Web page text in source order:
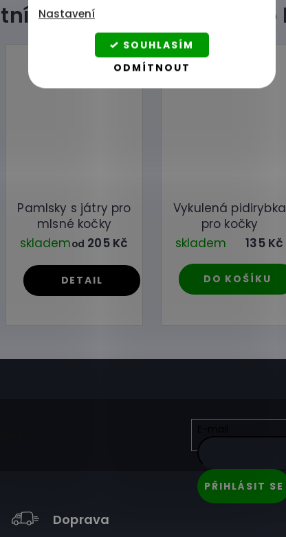
Nastavení
ODMÍTNOUT
SOUHLASÍM
Pamlsky s játry pro
mlsné kočky
sklademod 205 Kč
DETAIL
Vykulená pidirybka
pro kočky
skladem
135 Kč
DO KOŠÍKU
PŘIHLÁSIT SE
Doprava